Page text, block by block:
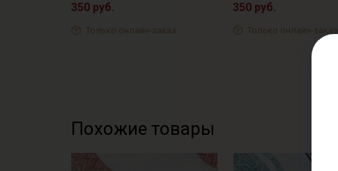
350 руб.
Только онлайн-заказ
350 руб.
Только онлайн-заказ
Похожие товары